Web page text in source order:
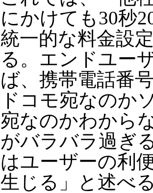
にかけても30秒
統一的な料金設
る。エンドユー
ば、携帯電話番
ドコモ宛なのか
宛なのかわから
がバラバラ過ぎ
はユーザーの利
生じる」と述べ